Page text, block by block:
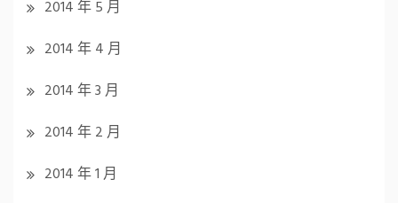
2014 年 5 月
2014 年 4 月
2014 年 3 月
2014 年 2 月
2014 年 1 月